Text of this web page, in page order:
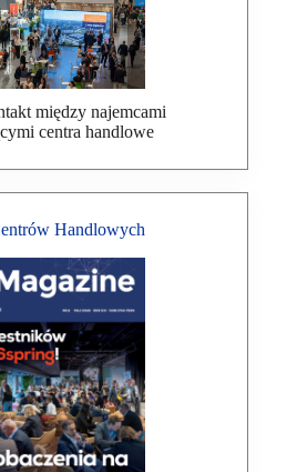
między najemcami
centra handlowe
Handlowych